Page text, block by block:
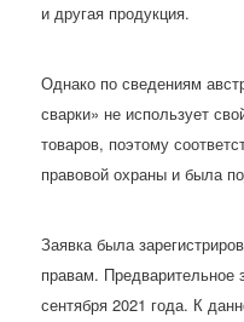
и другая продукция.
Однако по сведениям
сварки» не использует
товаров, поэтому
правовой охраны и была
Заявка была
правам. Предварительное
сентября 2021 года. К